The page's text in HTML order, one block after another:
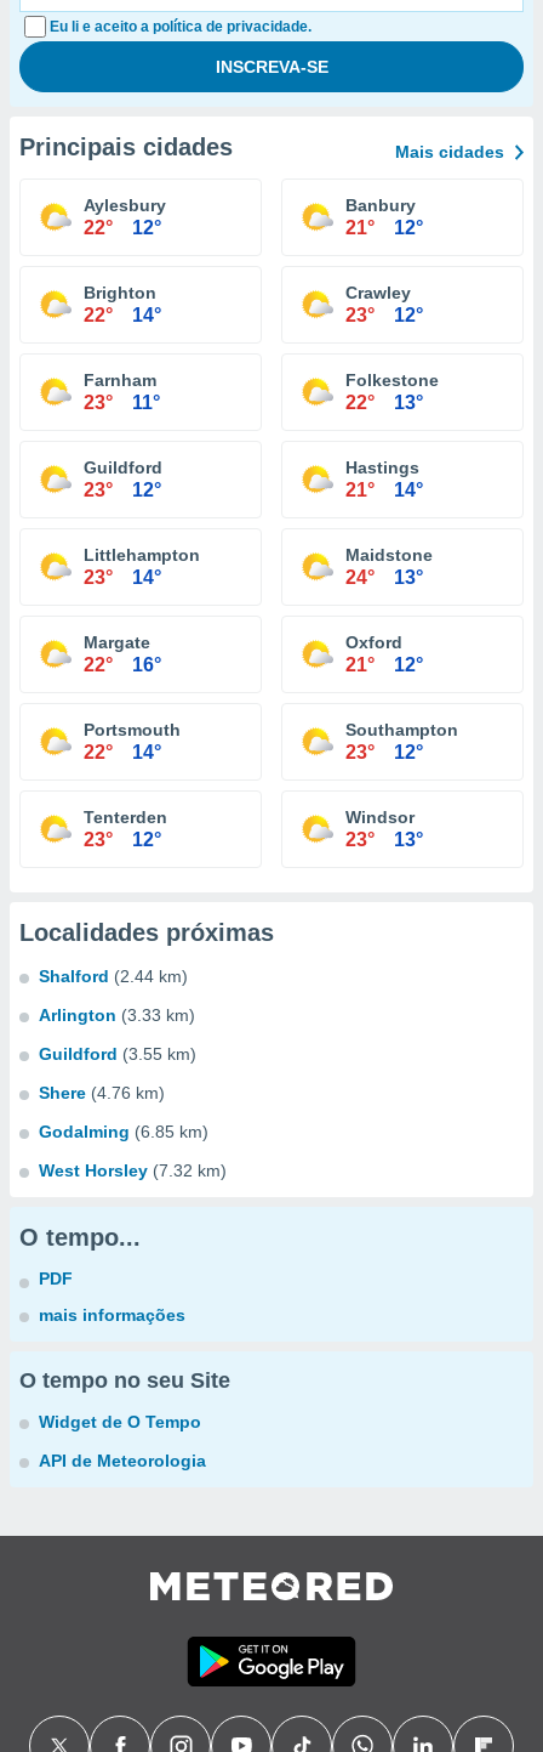
Eu li e aceito a política de privacidade.
Principais cidades Mais cidades
Aylesbury
22° 12°
Banbury
21° 12°
Brighton
22° 14°
Crawley
23° 12°
Farnham
23° 11°
Folkestone
22° 13°
Guildford
23° 12°
Hastings
21° 14°
Littlehampton
23° 14°
Maidstone
24° 13°
Margate
22° 16°
Oxford
21° 12°
Portsmouth
22° 14°
Southampton
23° 12°
Tenterden
23° 12°
Windsor
23° 13°
Localidades próximas
Shalford (2.44 km)
Arlington (3.33 km)
Guildford (3.55 km)
Shere (4.76 km)
Godalming (6.85 km)
West Horsley (7.32 km)
O tempo...
PDF
mais informações
O tempo no seu Site
Widget de O Tempo
API de Meteorologia